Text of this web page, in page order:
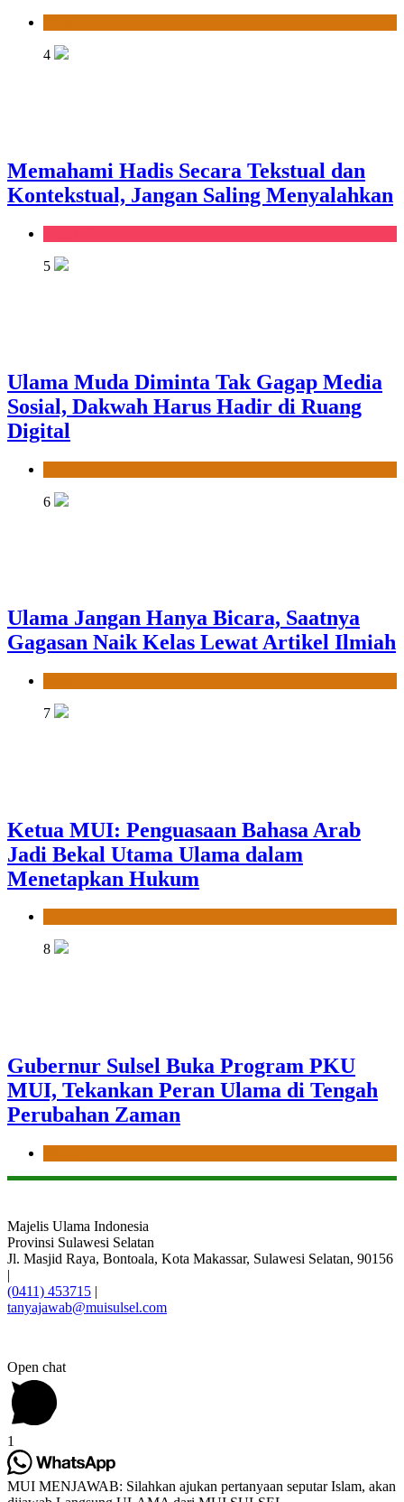
4
Memahami Hadis Secara Tekstual dan
Kontekstual, Jangan Saling Menyalahkan
5
Ulama Muda Diminta Tak Gagap Media
Sosial, Dakwah Harus Hadir di Ruang
Digital
6
Ulama Jangan Hanya Bicara, Saatnya
Gagasan Naik Kelas Lewat Artikel Ilmiah
7
Ketua MUI: Penguasaan Bahasa Arab
Jadi Bekal Utama Ulama dalam
Menetapkan Hukum
8
Gubernur Sulsel Buka Program PKU
MUI, Tekankan Peran Ulama di Tengah
Perubahan Zaman
Majelis Ulama Indonesia
Provinsi Sulawesi Selatan
Jl. Masjid Raya, Bontoala, Kota Makassar, Sulawesi Selatan, 90156
|
(0411) 453715 |
tanyajawab@muisulsel.com
Open chat
1
MUI MENJAWAB: Silahkan ajukan pertanyaan seputar Islam, akan